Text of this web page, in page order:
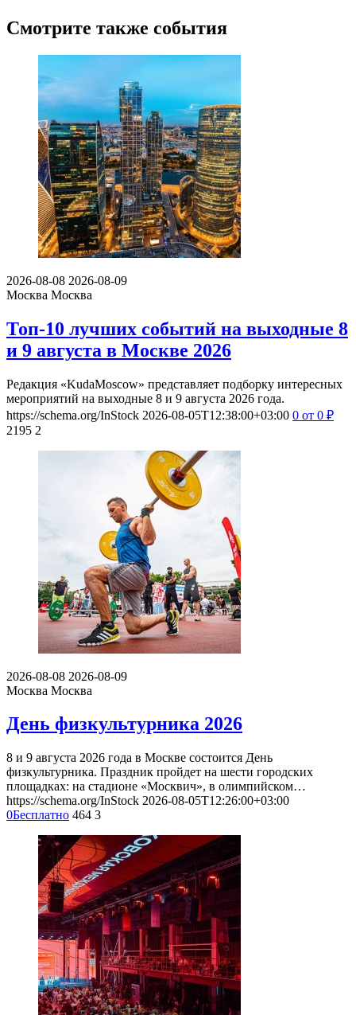
Смотрите также события
2026-08-08 2026-08-09
Москва Москва
Топ-10 лучших событий на выходные 8
и 9 августа в Москве 2026
Редакция «KudaMoscow» представляет подборку интересных
мероприятий на выходные 8 и 9 августа 2026 года.
https://schema.org/InStock 2026-08-05T12:38:00+03:00 0 от 0 ₽
2195 2
2026-08-08 2026-08-09
Москва Москва
День физкультурника 2026
8 и 9 августа 2026 года в Москве состоится День
физкультурника. Праздник пройдет на шести городских
площадках: на стадионе «Москвич», в олимпийском…
https://schema.org/InStock 2026-08-05T12:26:00+03:00
0Бесплатно 464 3